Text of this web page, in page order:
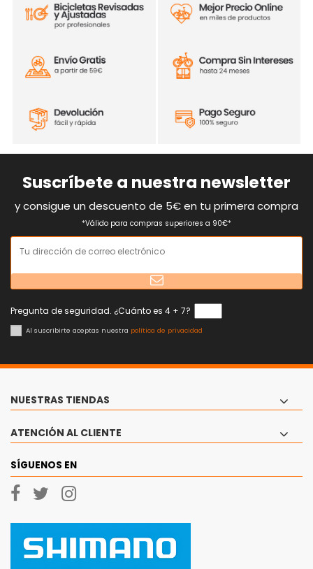
Suscríbete a nuestra newsletter
y consigue un descuento de 5€ en tu primera compra
*Válido para compras superiores a 90€*
Pregunta de seguridad. ¿Cuánto es 4 + 7?
Al suscribirte aceptas nuestra política de privacidad
NUESTRAS TIENDAS
ATENCIÓN AL CLIENTE
SÍGUENOS EN